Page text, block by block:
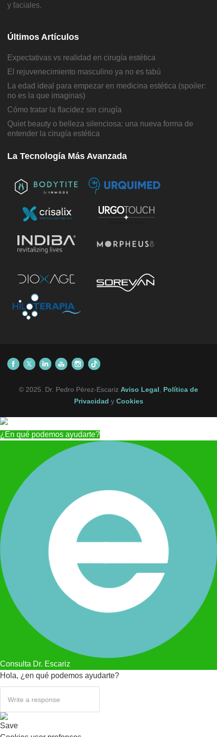
y faciales.
Últimos Artículos
Expectativas vs realidad en cirugía estética
El rejuvenecimiento masculino ya no es tabú
La edad ideal para empezar en medicina estética (spoiler:
no es la que imaginas)
Cómo tratar la flacidez sin cirugía
Quiet beauty o belleza silenciosa: una nueva forma de
entender la cirugía estética
La Tecnología Más Avanzada
© 2025. Dr. Pedro Pérez-Escariz Aviso Legal
Política de
Privacidad y Cookies
¿En qué podemos ayudarte?
Consulta Dr. Escariz
Hola, ¿en qué podemos ayudarte?
Save